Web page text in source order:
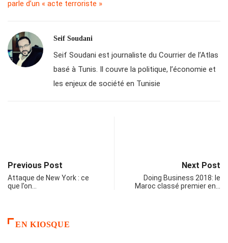
parle d’un « acte terroriste »
Seif Soudani
Seif Soudani est journaliste du Courrier de l’Atlas
basé à Tunis. Il couvre la politique, l’économie et
les enjeux de société en Tunisie
Previous Post
Attaque de New York : ce
que l’on…
Next Post
Doing Business 2018: le
Maroc classé premier en…
EN KIOSQUE